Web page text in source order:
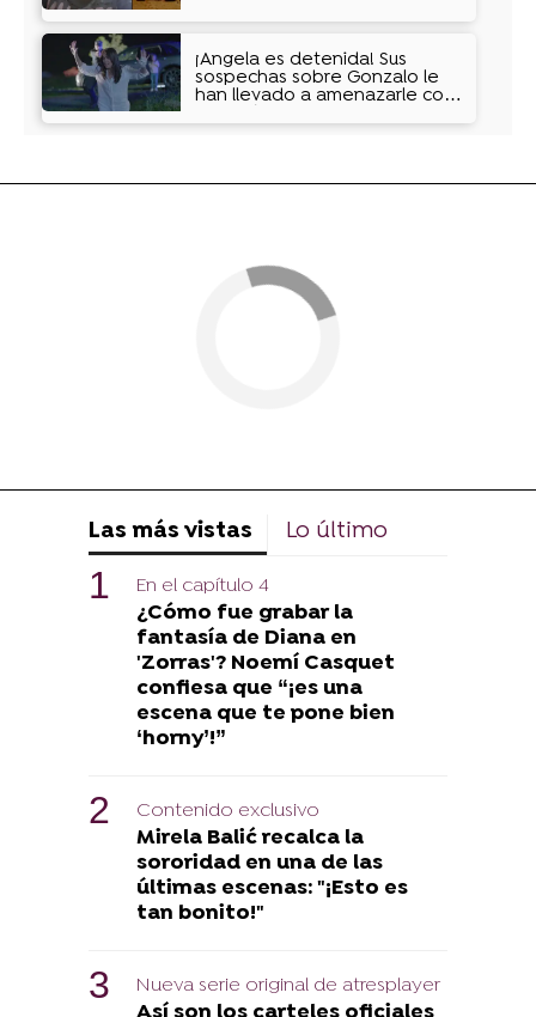
¡Ángela es detenida! Sus
sospechas sobre Gonzalo le
han llevado a amenazarle con
Las más vistas Lo último
En el capítulo 4
¿Cómo fue grabar la
fantasía de Diana en
'Zorras'? Noemí Casquet
confiesa que “¡es una
escena que te pone bien
‘horny’!”
Contenido exclusivo
Mirela Balić recalca la
sororidad en una de las
últimas escenas: "¡Esto es
tan bonito!"
Nueva serie original de atresplayer